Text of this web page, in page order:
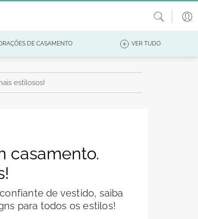
DE CASAMENTO VER TUDO
estilosos!
casamento.
de vestido, saiba
para todos os estilos!